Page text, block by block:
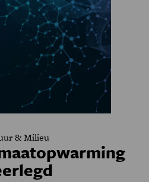
& Milieu